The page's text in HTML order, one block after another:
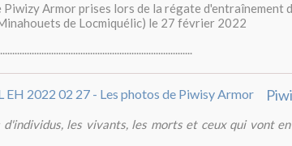
Piwizy Armor prises lors de la régate d'entraînement
de Locmiquélic) le 27 février 2022
les vivants, les morts et ceux qui vont en